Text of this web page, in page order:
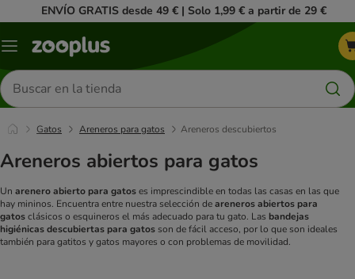
ENVÍO GRATIS desde 49 € | Solo 1,99 € a partir de 29 €
Menú
Buscar
productos
Gatos Areneros para gatos Areneros descubiertos
Areneros abiertos para gatos
Un arenero abierto para gatoses imprescindible en todas las casas en las que
hay mininos. Encuentra entre nuestra selección deareneros abiertos para
gatosclásicos o esquineros el más adecuado para tu gato. Las bandejas
higiénicas descubiertas para gatos son de fácil acceso, por lo que son ideales
también para gatitos y gatos mayores o con problemas de movilidad.